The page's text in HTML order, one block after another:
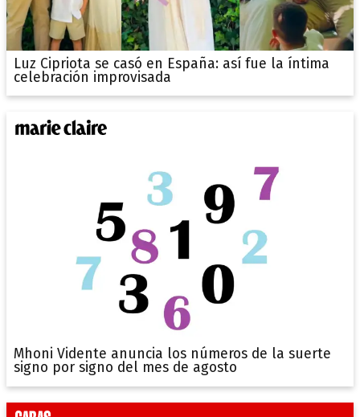
Luz Cipriota se casó en España: así fue la íntima
celebración improvisada
Mhoni Vidente anuncia los números de la suerte
signo por signo del mes de agosto